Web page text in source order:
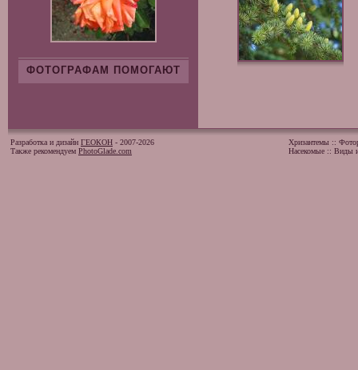
ФОТОГРАФАМ ПОМОГАЮТ
Разработка и дизайн ГЕОКОН - 2007-2026
Также рекомендуем PhotoGlade.com
Хризантемы ::
Насекомые :: Виды